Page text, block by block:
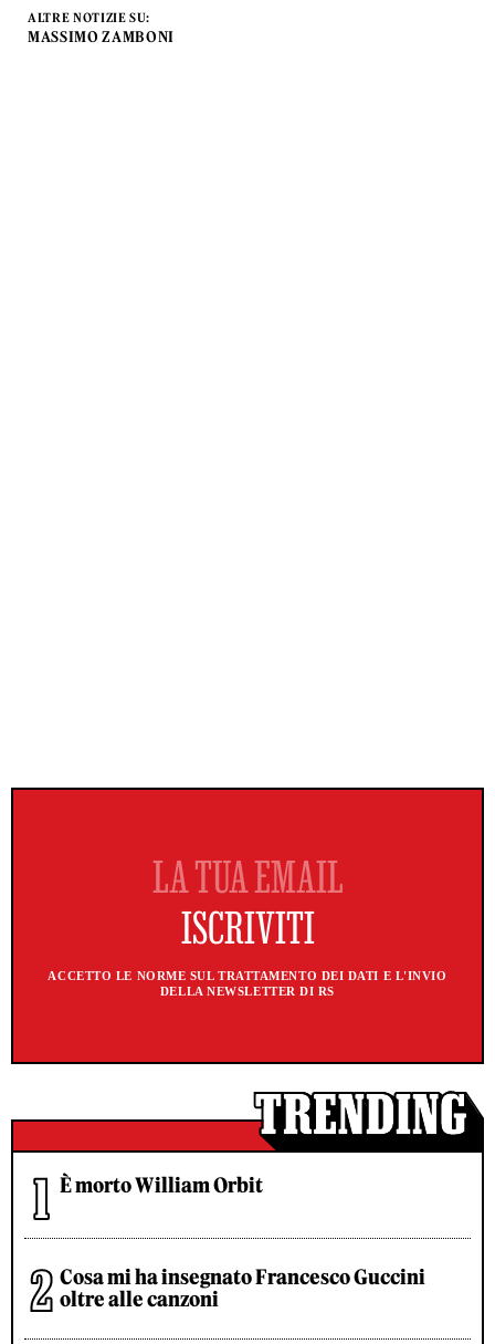
ALTRE NOTIZIE SU:
MASSIMO ZAMBONI
ACCETTO LE NORME SUL TRATTAMENTO DEI DATI E L'INVIO
DELLA NEWSLETTER DI RS
È morto William Orbit
Cosa mi ha insegnato Francesco Guccini
oltre alle canzoni